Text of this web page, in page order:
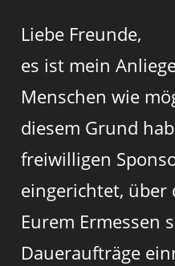
Liebe Freunde,
es ist mein
Menschen wie
diesem Grund
freiwilligen
eingerichtet, über
Eurem Ermessen
Daueraufträge